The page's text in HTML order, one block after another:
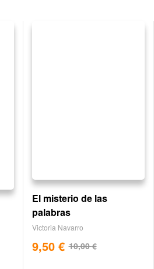
El misterio de las
palabras
Victoria Navarro
10,00€
9,50 €